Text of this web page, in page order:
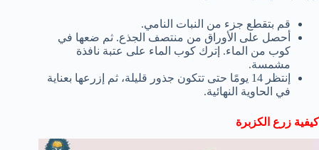
قم بتقطع جزء من النبات النامي.
أحصل على الأوراق من منتصف الجذع. ثم ضعها في
كوب من الماء. إترك كوب الماء على عتبة نافذة
مشمسة.
إنتظر 14 يومًا حتى تتكون جذور قليلة، ثم إزرعها بعناية
في الحاوية النهائية.
كيفية زرع الكزبرة